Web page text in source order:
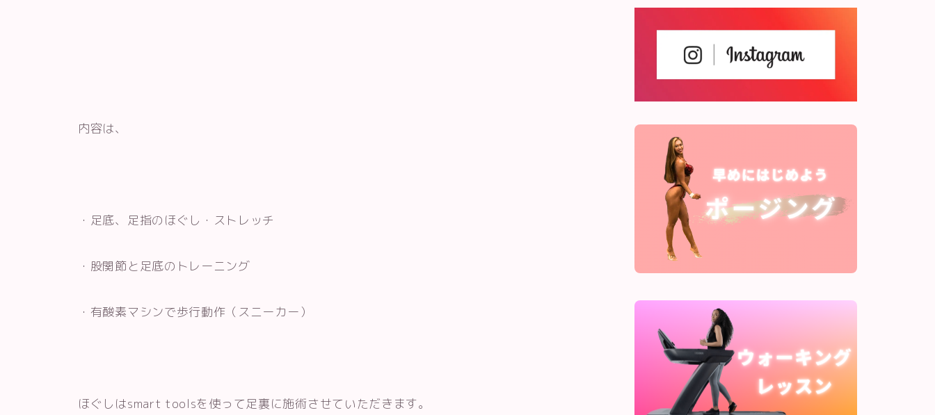
内容は、
・足底、足指のほぐし・ストレッチ
・股関節と足底のトレーニング
・有酸素マシンで歩行動作（スニーカー）
ほぐしはsmart toolsを使って足裏に施術させていただきます。